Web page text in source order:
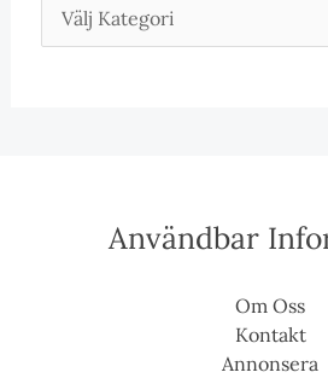
Användbar
Om Oss
Kontakt
Annonsera